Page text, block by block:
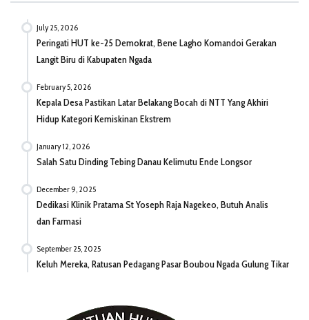
July 25, 2026
Peringati HUT ke-25 Demokrat, Bene Lagho Komandoi Gerakan
Langit Biru di Kabupaten Ngada
February 5, 2026
Kepala Desa Pastikan Latar Belakang Bocah di NTT Yang Akhiri
Hidup Kategori Kemiskinan Ekstrem
January 12, 2026
Salah Satu Dinding Tebing Danau Kelimutu Ende Longsor
December 9, 2025
Dedikasi Klinik Pratama St Yoseph Raja Nagekeo, Butuh Analis
dan Farmasi
September 25, 2025
Keluh Mereka, Ratusan Pedagang Pasar Boubou Ngada Gulung Tikar